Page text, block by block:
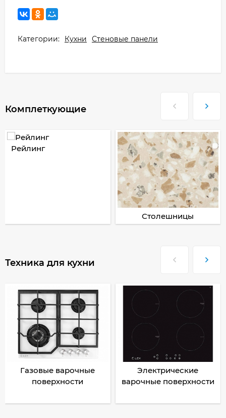
Категории: Кухни Стеновые панели
Комплеткующие
Рейлинг
Столешницы
Техника для кухни
Газовые варочные
поверхности
Электрические
варочные поверхности